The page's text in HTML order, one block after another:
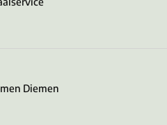
Diemen